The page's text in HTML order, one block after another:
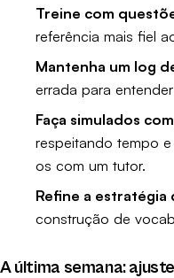
Treine com
referência mais fiel
Mantenha um log
errada para
Faça simulados
respeitando tempo
os com um tutor.
Refine a estratégia
construção de
A última semana: